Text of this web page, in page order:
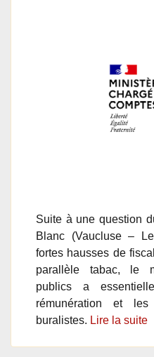
Suite à une question
Blanc (Vaucluse –
fortes hausses de
parallèle tabac, le
publics a
rémunération et
buralistes. Lire la suite